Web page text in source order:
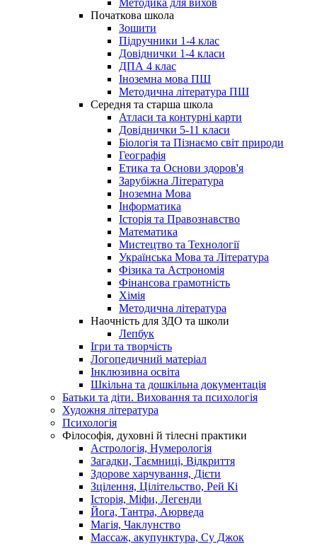
Початкова школа
Зошити
Підручники 1-4 клас
Довіднички 1-4 класи
ДПА 4 клас
Іноземна мова ПШ
Методична література ПШ
Середня та старша школа
Атласи та контурні карти
Довіднички 5-11 класи
Біологія та Пізнаємо світ природи
Географія
Етика та Основи здоров'я
Зарубіжна Література
Іноземна Мова
Інформатика
Історія та Правознавство
Математика
Мистецтво та Технології
Українська Мова та Література
Фізика та Астрономія
Фінансова грамотність
Хімія
Методична література
Наочність для ЗДО та школи
Лепбук
Ігри та творчість
Логопедичний матеріал
Інклюзивна освіта
Шкільна та дошкільна документація
Батьки та діти. Виховання та психологія
Художня література
Психологія
Філософія, духовні й тілесні практики
Астрологія, Нумерологія
Загадки, Таємниці, Відкриття
Здорове харчування, Дієти
Зцілення, Цілітельство, Рей Кі
Історія, Міфи, Легенди
Йога, Тантра, Аюрведа
Магія, Чаклунство
Массаж, акупунктура, Су Джок